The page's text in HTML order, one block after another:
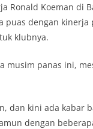
Ronald Koeman di
puas dengan kinerja
klubnya.
musim panas ini,
dan kini ada kabar
dengan